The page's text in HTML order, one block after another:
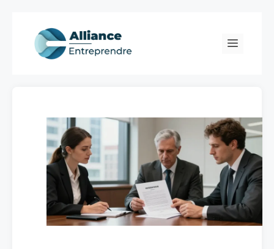
content
Menu